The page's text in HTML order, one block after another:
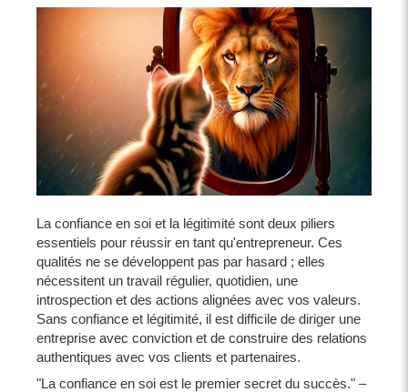
La confiance en soi et la légitimité sont deux piliers
essentiels pour réussir en tant qu'entrepreneur. Ces
qualités ne se développent pas par hasard ; elles
nécessitent un travail régulier, quotidien, une
introspection et des actions alignées avec vos valeurs.
Sans confiance et légitimité, il est difficile de diriger une
entreprise avec conviction et de construire des relations
authentiques avec vos clients et partenaires.
"La confiance en soi est le premier secret du succès." –